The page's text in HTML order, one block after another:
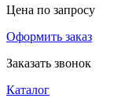
Цена по запросу
Оформить заказ
Заказать звонок
Каталог